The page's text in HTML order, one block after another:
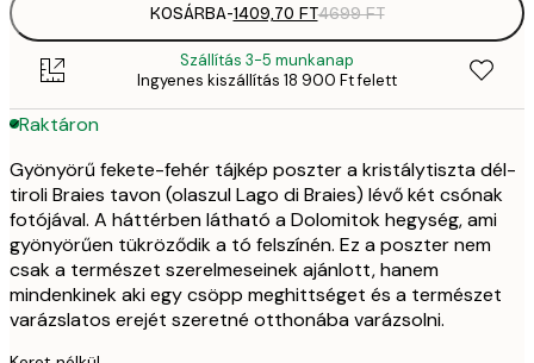
KOSÁRBA-1409,70 FT4699 FT
Szállítás 3-5 munkanap
Ingyenes kiszállítás 18 900 Ft felett
Raktáron
Gyönyörű fekete-fehér tájkép poszter a kristálytiszta dél-
tiroli Braies tavon (olaszul Lago di Braies) lévő két csónak
fotójával. A háttérben látható a Dolomitok hegység, ami
gyönyörűen tükröződik a tó felszínén. Ez a poszter nem
csak a természet szerelmeseinek ajánlott, hanem
mindenkinek aki egy csöpp meghittséget és a természet
varázslatos erejét szeretné otthonába varázsolni.